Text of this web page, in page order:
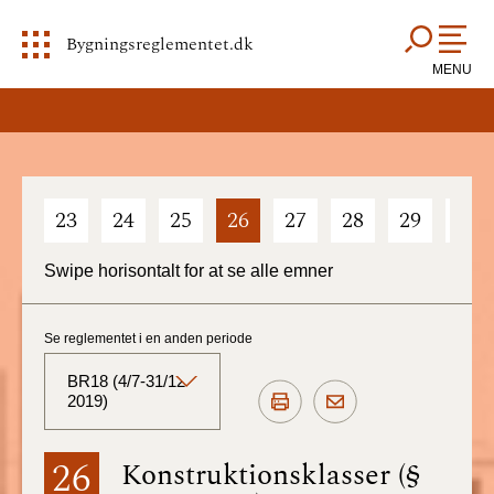
Bygningsreglementet.dk
MENU
23 24 25 26 27 28 29
Swipe horisontalt for at se alle emner
26 Konstruktionsklasser (§
Se reglementet i en anden periode
BR18 (4/7-31/12
2019)
BR18 (Aktuelt)